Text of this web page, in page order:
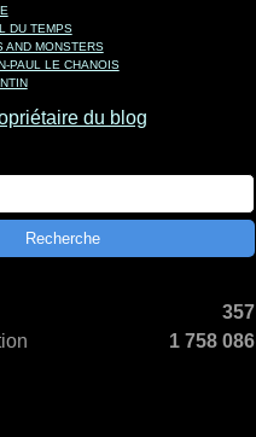
DU TEMPS
AND MONSTERS
PAUL LE CHANOIS
du blog
357
1 758 086